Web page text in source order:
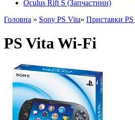
Oculus Rift S (Запчастини)
Головна » Sony PS Vita» Приставки PS
PS Vita Wi-Fi